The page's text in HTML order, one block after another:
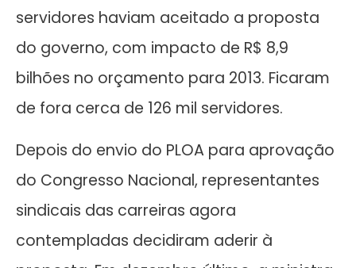
servidores haviam aceitado a proposta
do governo, com impacto de R$ 8,9
bilhões no orçamento para 2013. Ficaram
de fora cerca de 126 mil servidores.
Depois do envio do PLOA para aprovação
do Congresso Nacional, representantes
sindicais das carreiras agora
contempladas decidiram aderir à